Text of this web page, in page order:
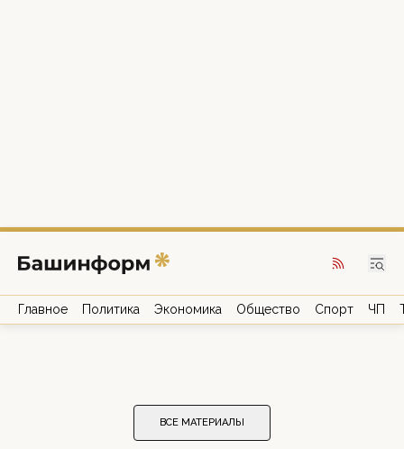
Главное Политика Экономика Общество Спорт ЧП
ВСЕ МАТЕРИАЛЫ